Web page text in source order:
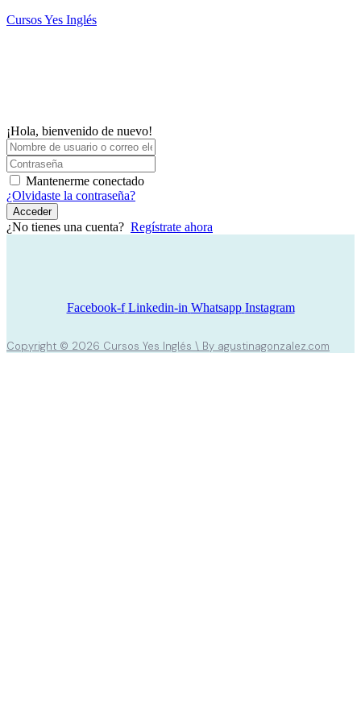
Saltar
Cursos Yes Inglés
¡Hola, bienvenido de nuevo!
Mantenerme conectado
¿Olvidaste la contraseña?
Acceder
¿No tienes una cuenta? Regístrate ahora
Facebook-f Linkedin-in Whatsapp Instagram
Copyright © 2026 Cursos Yes Inglés \ By agustinagonzalez.com